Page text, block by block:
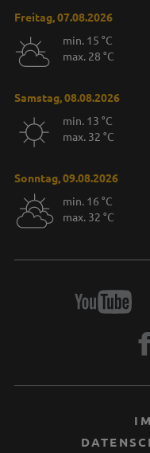
Freitag, 07.08.2026
min. 15 °C
max. 28 °C
Samstag, 08.08.2026
min. 13 °C
max. 32 °C
Sonntag, 09.08.2026
min. 16 °C
max. 32 °C